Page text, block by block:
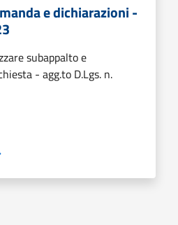
e dichiarazioni -
subappalto e
- agg.to D.Lgs. n.